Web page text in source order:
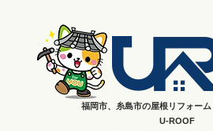
福岡市、糸島市の屋根リフォー
U-ROOF